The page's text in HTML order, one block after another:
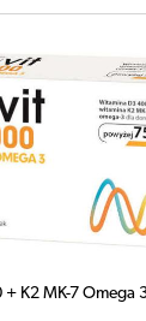
K2 MK-7 Omega